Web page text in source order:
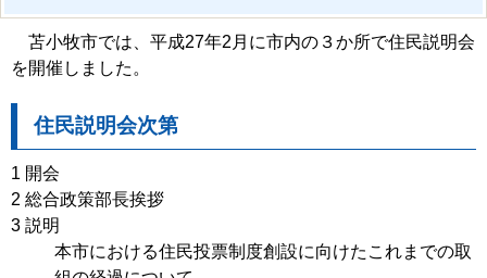
苫小牧市では、平成27年2月に市内の３か所で住民説明会
を開催しました。
住民説明会次第
1 開会
2 総合政策部長挨拶
3 説明
本市における住民投票制度創設に向けたこれまでの取